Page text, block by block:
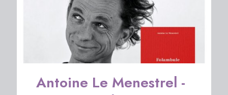
Antoine Le Menestrel -